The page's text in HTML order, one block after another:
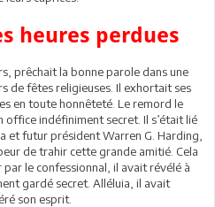
heures perdues
prêchait la bonne parole dans une
de fêtes religieuses. Il exhortait ses
en toute honnêteté. Le remord le
indéfiniment secret. Il s’était lié
et futur président Warren G. Harding,
de trahir cette grande amitié. Cela
le confessionnal, il avait révélé à
gardé secret. Alléluia, il avait
son esprit.